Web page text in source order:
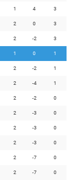
1 4 3
2 0 3
2 -2 3
1 0 1
2 -2 1
2 -4 1
2 -2 0
2 -3 0
2 -3 0
2 -3 0
2 -7 0
2 -7 0